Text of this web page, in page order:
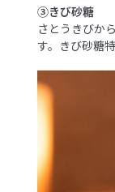
③きび砂糖
さとうきびか
す。きび砂糖